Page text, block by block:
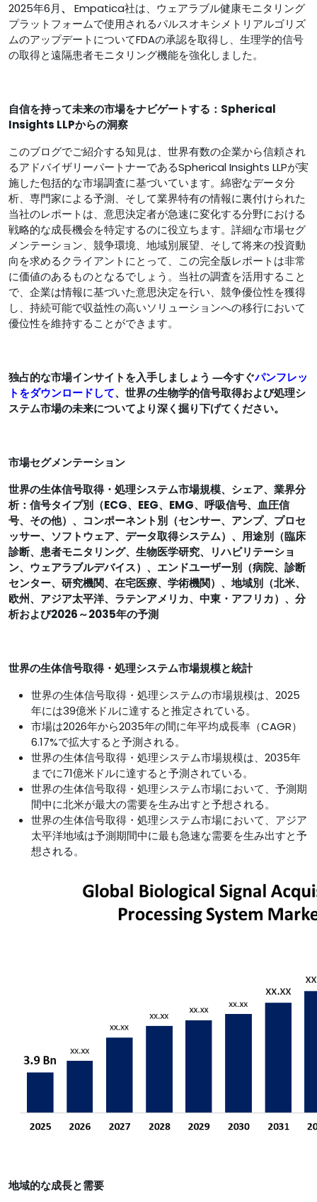
2025年6月、
Empatica社は、ウェアラブル健康モニタリング
プラットフォームで使用されるパルスオキシメトリアルゴリズ
ムのアップデートについてFDAの承認を取得し、生理学的信号
の取得と遠隔患者モニタリング機能を強化しました。
自信を持って未来の市場をナビゲートする：Spherical
Insights LLPからの洞察
このブログでご紹介する知見は、世界有数の企業から信頼され
るアドバイザリーパートナーであるSpherical Insights LLPが実
施した包括的な市場調査に基づいています。綿密なデータ分
析、専門家による予測、そして業界特有の情報に裏付けられた
当社のレポートは、意思決定者が急速に変化する分野における
戦略的な成長機会を特定するのに役立ちます。詳細な市場セグ
メンテーション、競争環境、地域別展望、そして将来の投資動
向を求めるクライアントにとって、この完全版レポートは非​​常
に価値のあるものとなるでしょう。当社の調査を活用すること
で、企業は情報に基づいた意思決定を行い、競争優位性を獲得
し、持続可能で収益性の高いソリューションへの移行において
優位性を維持することができます。
独占的な市場インサイトを入手しましょう ―今すぐパンフレッ
トをダウンロードして、世界の生物学的信号取得および処理シ
ステム市場の未来についてより深く掘り下げてください。
市場セグメンテーション
世界の生体信号取得・処理システム市場規模、シェア、業界分
析：信号タイプ別（ECG、EEG、EMG、呼吸信号、血圧信
号、その他）、コンポーネント別（センサー、アンプ、プロセ
ッサー、ソフトウェア、データ取得システム）、用途別（臨床
診断、患者モニタリング、生物医学研究、リハビリテーショ
ン、ウェアラブルデバイス）、エンドユーザー別（病院、診断
センター、研究機関、在宅医療、学術機関）、地域別（北米、
欧州、アジア太平洋、ラテンアメリカ、中東・アフリカ）、分
析および2026～2035年の予測
世界の生体信号取得・処理システム市場規模と統計
世界の生体信号取得・処理システムの市場規模は、2025
年には39億米ドルに達すると推定されている。
市場は2026年から2035年の間に年平均成長率（CAGR）
6.17%で拡大すると予測される。
世界の生体信号取得・処理システム市場規模は、2035年
までに71億米ドルに達すると予測されている。
世界の生体信号取得・処理システム市場において、予測期
間中に北米が最大の需要を生み出すと予想される。
世界の生体信号取得・処理システム市場において、アジア
太平洋地域は予測期間中に最も急速な需要を生み出すと予
想される。
地域的な成長と需要